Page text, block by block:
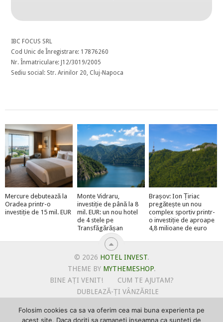
IBC FOCUS SRL
Cod Unic de Înregistrare: 17876260
Nr. Înmatriculare: J12/3019/2005
Sediu social: Str. Arinilor 20, Cluj-Napoca
Mercure debutează la
Oradea printr-o
investiție de 15 mil. EUR
Monte Vidraru,
investiție de până la 8
mil. EUR: un nou hotel
de 4 stele pe
Transfăgărășan
Brașov: Ion Țiriac
pregătește un nou
complex sportiv printr-
o investiție de aproape
4,8 milioane de euro
© 2026 HOTEL INVEST.
THEME BY MYTHEMESHOP.
BINE AȚI VENIT!
CUM TE AJUTAM?
DUBLEAZĂ-ȚI VÂNZĂRILE
POLITICA DE UTILIZARE COOKIE-URI
Folosim cookies ca sa va oferim cea mai buna experienta pe
acest site. Daca doriti sa ramaneti inseamna ca sunteti de